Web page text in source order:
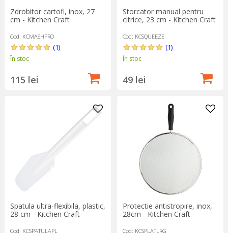
Zdrobitor cartofi, inox, 27
cm - Kitchen Craft
Cod: KCMASHPRO
(1)
În stoc
115 lei
Storcator manual pentru
citrice, 23 cm - Kitchen Craft
Cod: KCSQUEEZE
(1)
În stoc
49 lei
Spatula ultra-flexibila, plastic,
28 cm - Kitchen Craft
Cod: KCSPATULAPL
Protectie antistropire, inox,
28cm - Kitchen Craft
Cod: KCSPLATLRG